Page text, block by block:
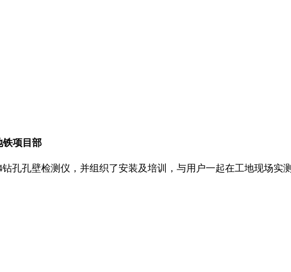
铁项目部
孔孔壁检测仪，并组织了安装及培训，与用户一起在工地现场